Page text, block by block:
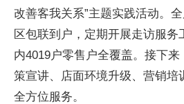
改善客我关系”主题实践活动。
区包联到户，定期开展走访服务
内4019户零售户全覆盖。接下
策宣讲、店面环境升级、营销培
全方位服务。